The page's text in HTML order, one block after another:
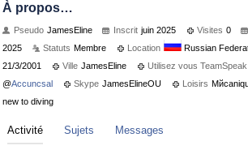
À propos…
Pseudo JamesEline Inscrit juin 2025 Visites 0
2025
Statuts Membre Location Russian
21/3/2001
Ville JamesEline Utilisez vous
@Accuncsal Skype JamesElineOU Loisirs
new to diving
Activité Sujets Messages